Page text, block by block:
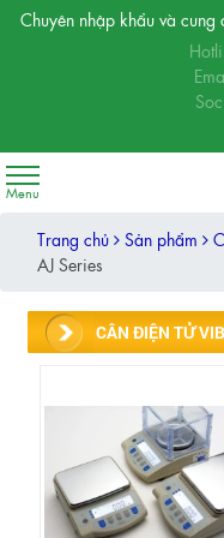
Chuyên nhập khẩu và cung
Trang chủ Sản phẩm
AJ Series
CÂN ĐIỆN TỬ